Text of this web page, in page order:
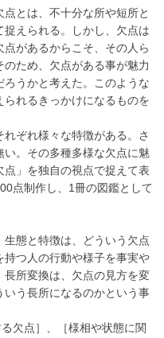
とは、不十分な所や短所と
えられる。しかし、欠点は
があるからこそ、その人ら
ため、欠点がある事が魅力
うかと考えた。このような
れるきっかけになるものを
ぞれ様々な特徴がある。さ
い。その多種多様な欠点に魅
」を独自の視点で捉えて表
点制作し、1冊の図鑑として
態と特徴は、どういう欠点
つ人の行動や様子を事実や
所変換は、欠点の見方を変
いう長所になるのかという事
欠点］、［様相や状態に関